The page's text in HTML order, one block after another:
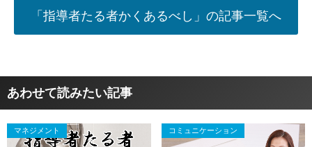
「指導者たる者かくあるべし」の記事一覧へ
あわせて読みたい記事
マネジメント コミュニケーション